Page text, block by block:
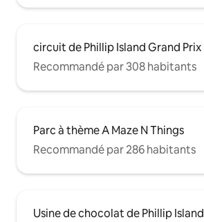
circuit de Phillip Island Grand Prix
Recommandé par 308 habitants
Parc à thème A Maze N Things
Recommandé par 286 habitants
Usine de chocolat de Phillip Island